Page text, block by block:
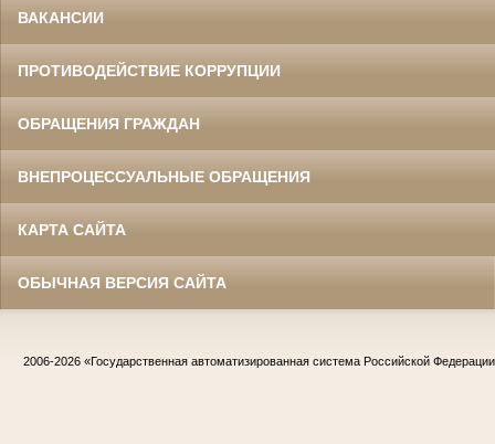
ВАКАНСИИ
ПРОТИВОДЕЙСТВИЕ КОРРУПЦИИ
ОБРАЩЕНИЯ ГРАЖДАН
ВНЕПРОЦЕССУАЛЬНЫЕ ОБРАЩЕНИЯ
КАРТА САЙТА
ОБЫЧНАЯ ВЕРСИЯ САЙТА
2006-2026 «Государственная автоматизированная система Российской